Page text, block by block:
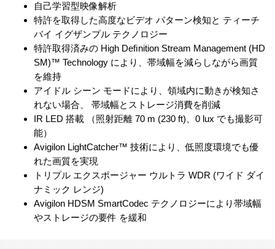
自己学習型映像解析
特許を取得した高度なビデオ パターン検知と ティーチ
バイ イグザンプル テクノロジー
特許取得済みの High Deﬁnition Stream Management (HD
SM)™ Technology により、帯域幅を減らしながら画質
を維持
アイドル シーン モードにより、領域内に動きが検知さ
れない場合、 帯域幅とストレージ消費を削減
IR LED 搭載 （照射距離 70 m (230 ft)、0 lux でも撮影可
能）
Avigilon LightCatcher™ 技術により、低照度環境でも優
れた画質を実現
トリプル エクスポージャー ウルトラ WDR (ワイド ダイ
ナミック レンジ)
Avigilon HDSM SmartCodec テクノロジーにより帯域幅
やストレージの要件 を緩和